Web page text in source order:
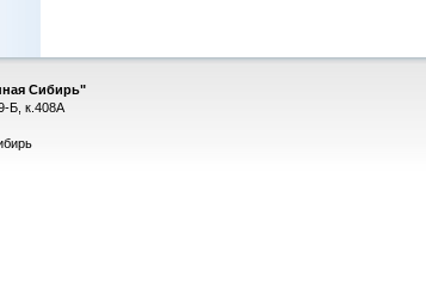
Сибирь"
Б, к.408А